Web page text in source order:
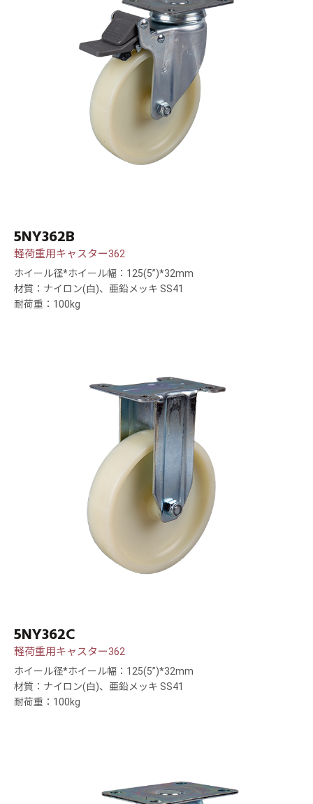
5NY362B
軽荷重用キャスター362
ホイール径*ホイール幅：125(5”)*32mm
材質：ナイロン(白)、亜鉛メッキ SS41
耐荷重：100kg
5NY362C
軽荷重用キャスター362
ホイール径*ホイール幅：125(5”)*32mm
材質：ナイロン(白)、亜鉛メッキ SS41
耐荷重：100kg